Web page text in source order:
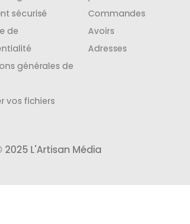
sécurisé
de
générales de
vos fichiers
Commandes
Avoirs
Adresses
L'Artisan Média